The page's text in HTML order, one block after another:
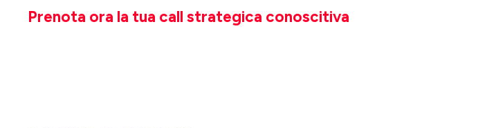
Prenota ora la tua call strategica conoscitiva